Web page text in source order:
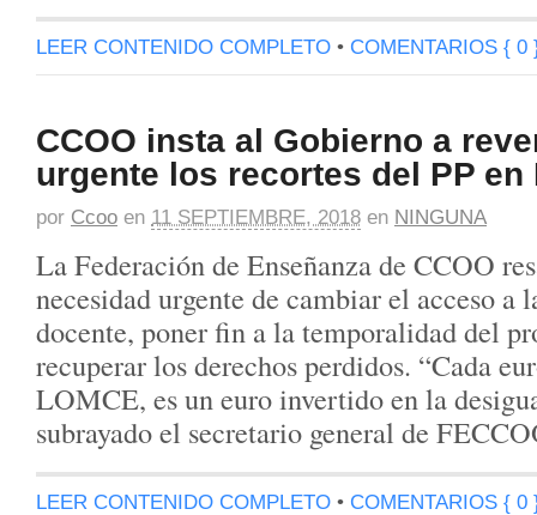
LEER CONTENIDO COMPLETO • COMENTARIOS { 0
CCOO insta al Gobierno a
urgente los recortes del PP en
por Ccoo en 11 SEPTIEMBRE, 2018 en NINGUNA
La Federación de Enseñanza de CCOO
necesidad urgente de cambiar el acceso
docente, poner fin a la temporalidad del
recuperar los derechos perdidos. “Cada
LOMCE, es un euro invertido en la
subrayado el secretario general de
LEER CONTENIDO COMPLETO • COMENTARIOS { 0